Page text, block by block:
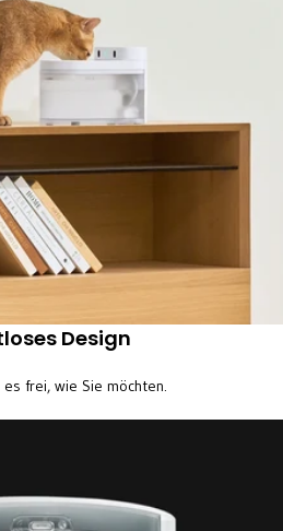
Design
es frei, wie Sie möchten.